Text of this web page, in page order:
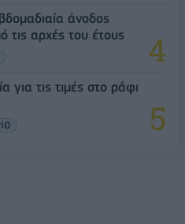
άνοδος
αρχές του έτους
για τις τιμές στο ράφι